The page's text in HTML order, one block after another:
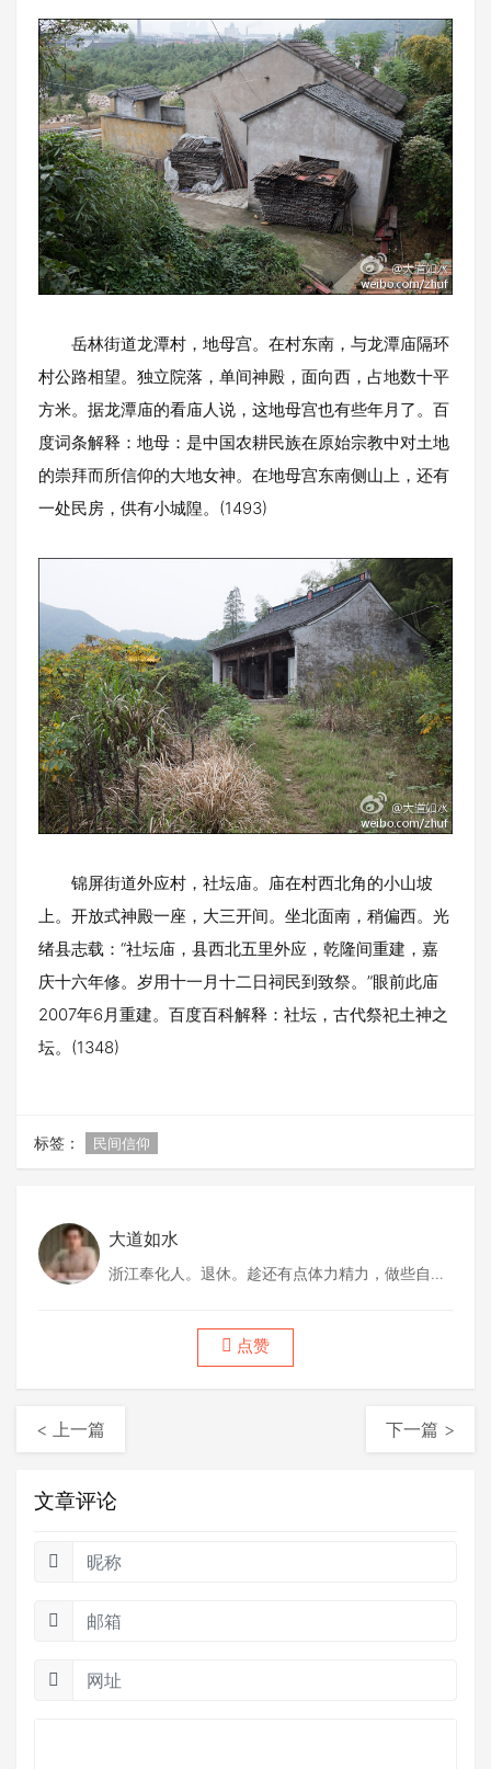
岳林街道龙潭村，地母宫。在村东南，与龙潭庙隔环
村公路相望。独立院落，单间神殿，面向西，占地数十平
方米。据龙潭庙的看庙人说，这地母宫也有些年月了。百
度词条解释：地母：是中国农耕民族在原始宗教中对土地
的崇拜而所信仰的大地女神。在地母宫东南侧山上，还有
一处民房，供有小城隍。(1493)
锦屏街道外应村，社坛庙。庙在村西北角的小山坡
上。开放式神殿一座，大三开间。坐北面南，稍偏西。光
绪县志载：“社坛庙，县西北五里外应，乾隆间重建，嘉
庆十六年修。岁用十一月十二日祠民到致祭。”眼前此庙
2007年6月重建。百度百科解释：社坛，古代祭祀土神之
坛。(1348)
标签： 民间信仰
大道如水
浙江奉化人。退休。趁还有点体力精力，做些自己
点赞
< 上一篇 下一篇 >
文章评论